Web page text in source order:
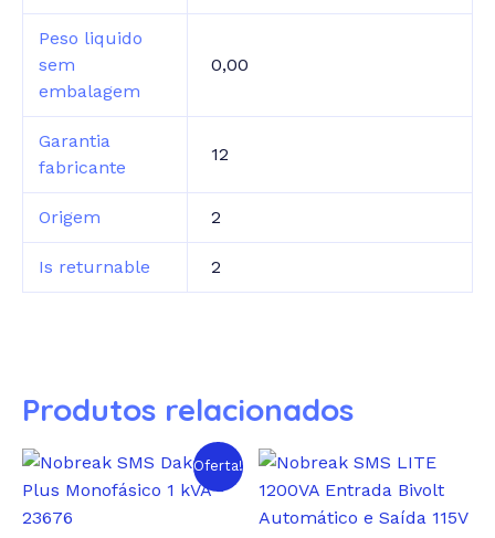
Peso liquido
sem
embalagem
0,00
Garantia
fabricante
12
Origem 2
Is returnable 2
Produtos relacionados
Oferta!